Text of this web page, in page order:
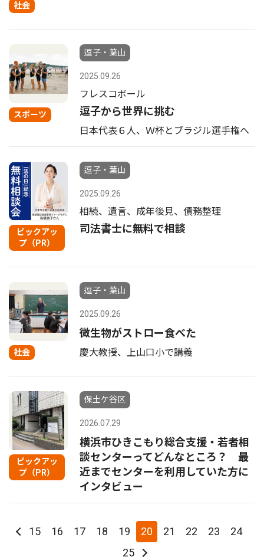
社会
スポーツ
逗子・葉山
2025.09.26
フレスコボール
逗子から世界に挑む
日本代表６人、Ｗ杯とブラジル選手権へ
ピックアッ
プ（PR）
逗子・葉山
2025.09.26
相続、遺言、成年後見、債務整理
司法書士に無料で相談
社会
逗子・葉山
2025.09.26
微生物がストロー食べた
慶大教授、上山口小で講義
ピックアッ
プ（PR）
保土ケ谷区
2026.07.29
横浜市ひきこもり総合支援・若者相
談センターってどんなところ？ 最
近までセンターを利用していた方に
インタビュー
15 16 17 18 19 20 21 22 23
24
25